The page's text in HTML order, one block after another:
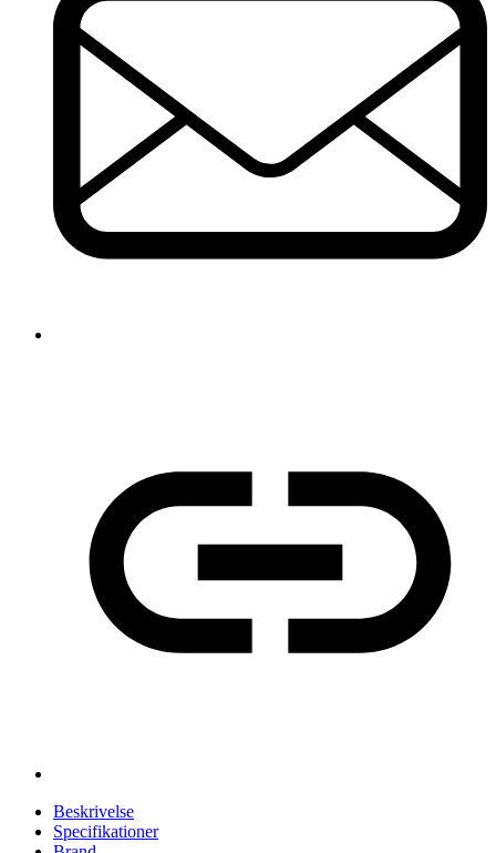
Beskrivelse
Specifikationer